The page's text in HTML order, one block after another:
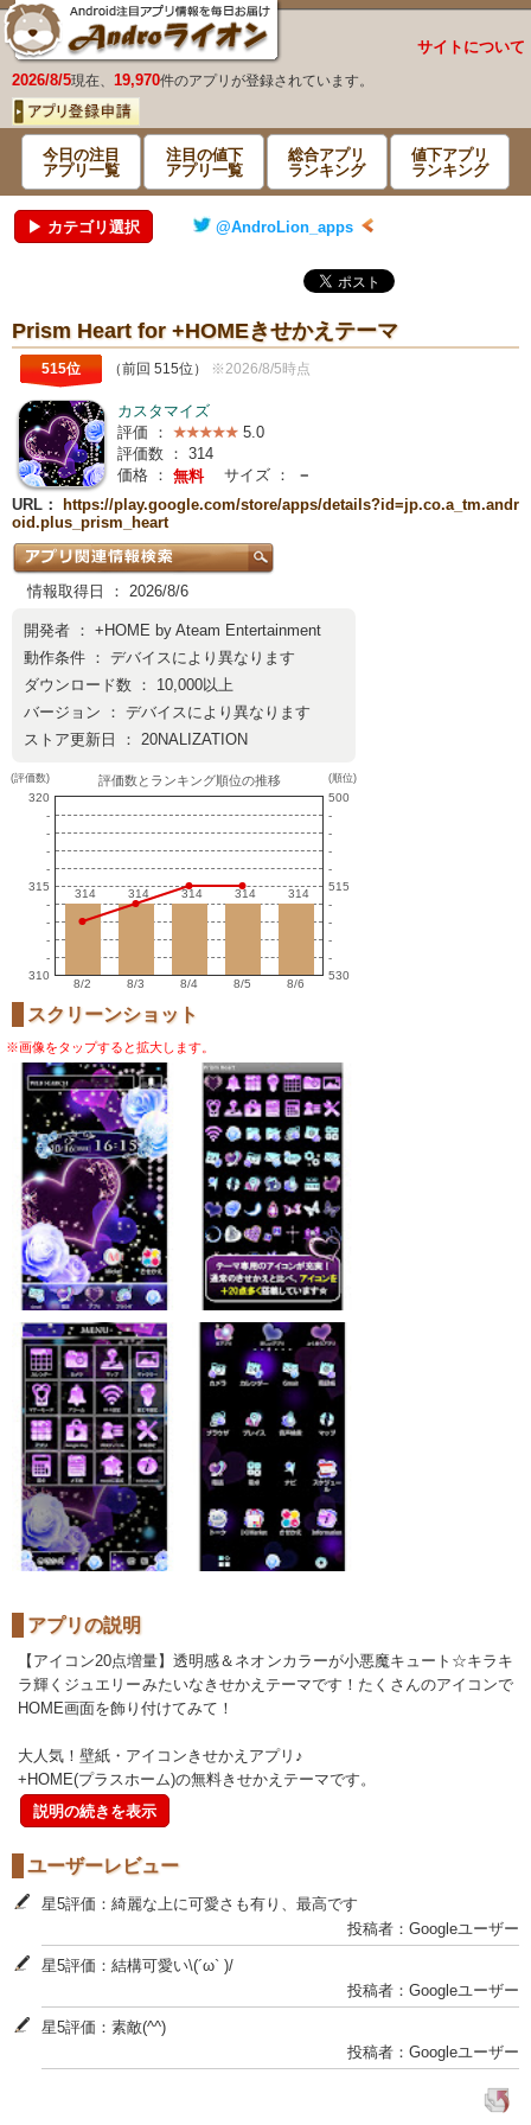
サイトについて
2026/8/5現在、 19,970件のアプリが登録されています。
今日の注目
アプリ一覧
注目の値下
アプリ一覧
総合アプリ
ランキング
値下アプリ
ランキング
▶ カテゴリ選択 @AndroLion_apps
Prism Heart for +HOMEきせかえテーマ
515位 （前回 515位） ※2026/8/5時点
カスタマイズ
評価 ：
5.0
評価数 ： 314
価格 ： 無料 サイズ ：
－
URL：
https://play.google.com/store/apps/details?id=jp.co.a_tm.andr
oid.plus_prism_heart
情報取得日 ： 2026/8/6
開発者 ： +HOME by Ateam Entertainment
動作条件 ： デバイスにより異なります
ダウンロード数 ： 10,000以上
バージョン ： デバイスにより異なります
ストア更新日 ： 20NALIZATION
(評価数)
320
-
-
-
-
315
-
-
-
-
310
評価数とランキング順位の推移
314
314 314
314 314
314 314
314 314
314
8/2 8/3 8/4 8/5 8/6
(順位)
500
-
-
-
-
515
-
-
-
-
530
スクリーンショット
※画像をタップすると拡大します。
アプリの説明
【アイコン20点増量】透明感＆ネオンカラーが小悪魔キュート☆キラキ
ラ輝くジュエリーみたいなきせかえテーマです！たくさんのアイコンで
HOME画面を飾り付けてみて！
大人気！壁紙・アイコンきせかえアプリ♪
+HOME(プラスホーム)の無料きせかえテーマです。
説明の続きを表示
ユーザーレビュー
星5評価：綺麗な上に可愛さも有り、最高です
投稿者：Googleユーザー
星5評価：結構可愛い\(´ω` )/
投稿者：Googleユーザー
星5評価：素敵(^^)
投稿者：Googleユーザー